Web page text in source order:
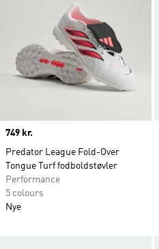
Price
749 kr.
Predator League Fold-Over
Tongue Turf fodboldstøvler
Performance
5 colours
Nye